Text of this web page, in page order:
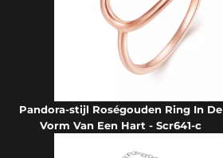
Pandora-stijl Roségouden Ring In De
Vorm Van Een Hart - Scr641-c